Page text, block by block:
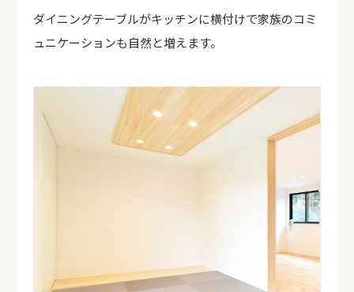
ダイニングテーブルがキッチンに横付けで家族のコミ
ュニケーションも自然と増えます。